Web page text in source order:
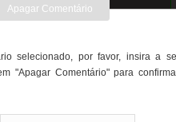
Apagar Comentário
selecionado, por favor, insira a
"Apagar Comentário" para